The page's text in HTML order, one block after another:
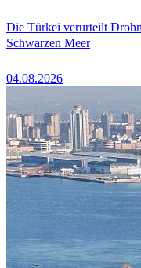
Die Türkei verurteilt
Schwarzen Meer
04.08.2026